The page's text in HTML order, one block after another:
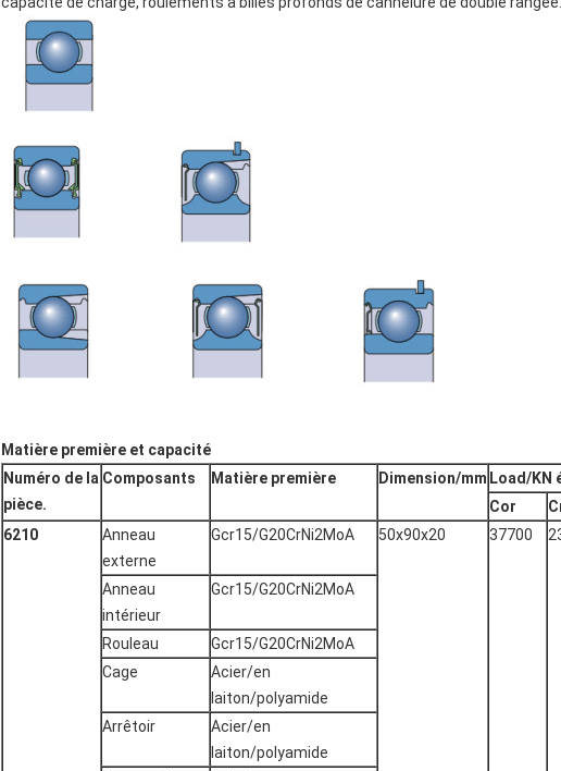
Matière première et capacité
Numéro de la
pièce.
Composants Matière première Dimension/mm Load/KN
Cor
6210
Anneau
externe
Gcr15/G20CrNi2MoA 50x90x20 37700
Anneau
intérieur
Gcr15/G20CrNi2MoA
Rouleau
Gcr15/G20CrNi2MoA
Cage
Acier/en
laiton/polyamide
Arrêtoir
Acier/en
laiton/polyamide